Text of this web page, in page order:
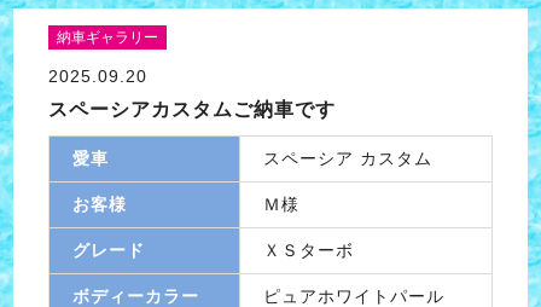
納車ギャラリー
2025.09.20
スペーシアカスタムご納車です
愛車 スペーシア カスタム
お客様 Ｍ様
グレード ＸＳターボ
ボディーカラー ピュアホワイトパール